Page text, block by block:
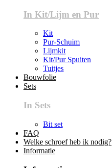
In Kit/Lijm en Pur
Kit
Pur-Schuim
Lijmkit
Kit/Pur Spuiten
Tuitjes
Bouwfolie
Sets
In Sets
Bit set
FAQ
Welke schroef heb ik nodig?
Informatie